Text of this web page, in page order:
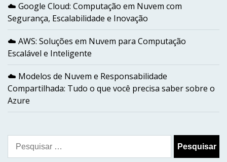
☁️ Google Cloud: Computação em Nuvem com
Segurança, Escalabilidade e Inovação
☁️ AWS: Soluções em Nuvem para Computação
Escalável e Inteligente
☁️ Modelos de Nuvem e Responsabilidade
Compartilhada: Tudo o que você precisa saber sobre o
Azure
Pesquisar
por: